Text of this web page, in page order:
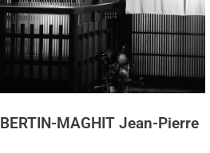
BERTIN-MAGHIT Jean-Pierre